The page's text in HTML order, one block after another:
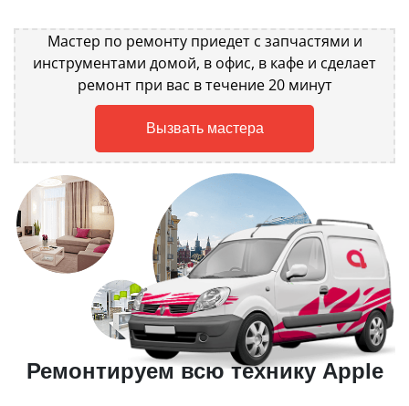
Мастер по ремонту приедет с запчастями и
инструментами домой, в офис, в кафе и сделает
ремонт при вас в течение 20 минут
Вызвать мастера
Ремонтируем всю технику Apple